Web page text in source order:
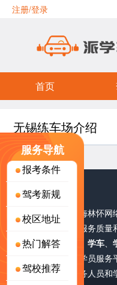
注册/登录
首页
无锡练车场介绍
服务导航
报考条件
驾考新规
校区地址
热门解答
驾校推荐
关于派学车
派学车，隶属于上海林怀
部直接把控，确保服务质
考驾照、驾校报名 学车、
派学车耗巨资研发学员服
破长期以来驾校服务人员